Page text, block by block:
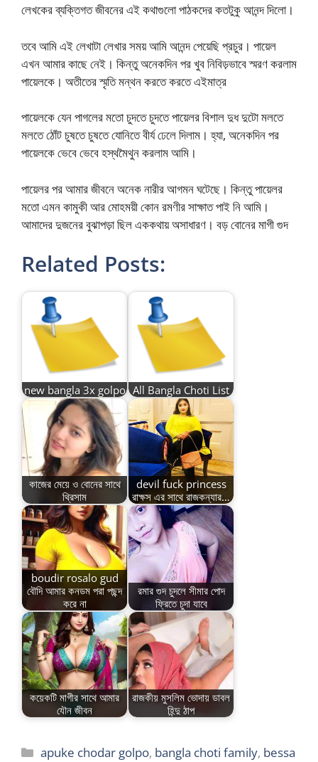
লেখকের ব্যক্তিগত জীবনের এই কথাগুলো পাঠকদের কতটুকু আনন্দ ‎দিলো।
তবে আমি এই লেখাটা লেখার সময় আমি আনন্দ পেয়েছি প্রচুর। পায়েল
এখন আমার কাছে নেই। কিন্তু অনেকদিন পর খুব নিবিড়ভাবে স্মরণ করলাম
পায়েলকে। অতীতের স্মৃতি মন্থন করতে করতে এইমাত্র
পায়েলকে যেন পাগলের মতো চুদতে চুদতে পায়েলর বিশাল দুধ দুটো মলতে
মলতে ঠোঁট চুষতে চুষতে যোনিতে বীর্য ঢেলে দিলাম। হ্যা, অনেকদিন পর
পায়েলকে ভেবে ভেবে হস্থমৈথুন করলাম আমি।
পায়েলর পর আমার জীবনে অনেক নারীর আগমন ঘটেছে। কিন্তু পায়েলর
মতো এমন কামুকী আর মোহময়ী কোন রমণীর সাক্ষাত পাই নি আমি।
আমাদের দুজনের বুঝাপড়া ছিল এককথায় অসাধারণ। বড় বোনের মাগী গুদ
Related Posts:
new bangla 3x golpo All Bangla Choti List
কাজের মেয়ে ও বোনের সাথে
থ্রিসাম
devil fuck princess
রাক্ষস এর সাথে রাজকন্যার…
boudir rosalo gud
বৌদি আমার কনডম পরা পছন্দ
করে না
রমার গুদ চুদলে সীমার পোদ
ফ্রিতে চুদা যাবে
কয়েকটি মাগীর সাথে আমার
যৌন জীবন
রাজকীয় মুসলিম ভোদায় ডাবল
হিন্দু ঠাপ
Categories
apuke chodar golpo, bangla choti family, bessa